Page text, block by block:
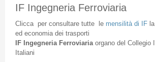
IF Ingegneria Ferroviaria
Cliccaper consultare tuttele mensilità di IFla
ed economia dei trasporti
IF Ingegneria Ferroviaria organodel Collegio
Italiani